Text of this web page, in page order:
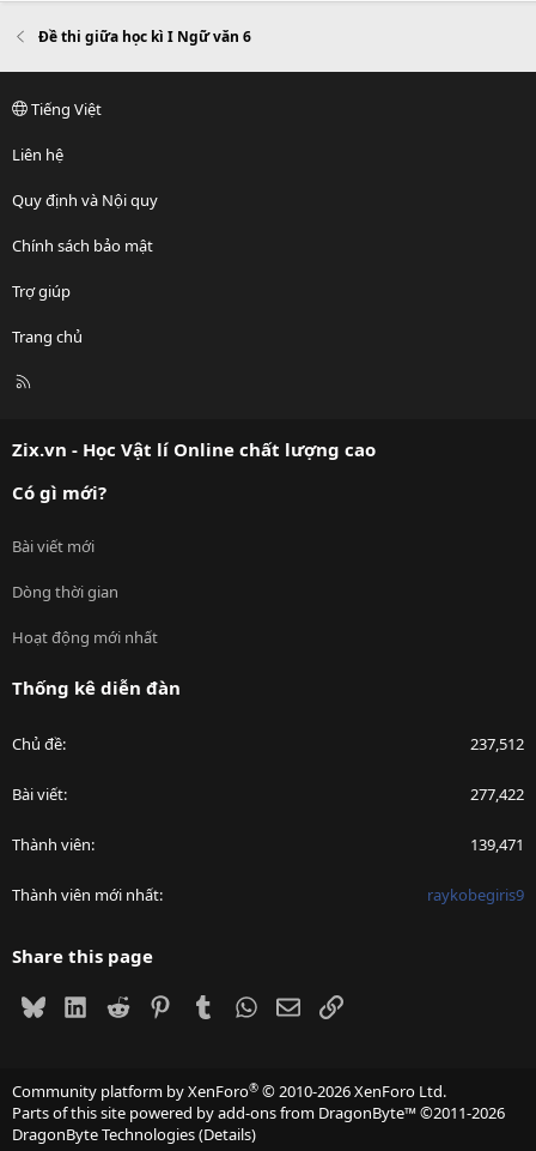
Đề thi giữa học kì I Ngữ văn 6
Tiếng Việt
Liên hệ
Quy định và Nội quy
Chính sách bảo mật
Trợ giúp
Trang chủ
R
Zix.vn - Học Vật lí Online chất lượng cao
Có gì mới?
Bài viết mới
Dòng thời gian
Hoạt động mới nhất
Thống kê diễn đàn
Chủ đề 237,512
Bài viết 277,422
Thành viên 139,471
Thành viên mới nhất raykobegiris9
Share this page
BlueskyLinkedIn
Reddit PinterestTumblrWhatsApp
EmailLink
Community platform by XenForo® © 2010-2026 XenForo Ltd.
Parts of this site powered byadd-ons from DragonByte™©2011-2026
DragonByte Technologies(Details)